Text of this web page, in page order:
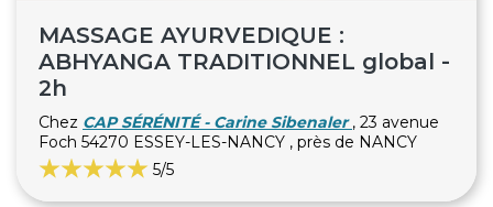
MASSAGE AYURVEDIQUE :
ABHYANGA TRADITIONNEL global -
2h
Chez CAP SÉRÉNITÉ - Carine Sibenaler , 23 avenue
Foch 54270 ESSEY-LES-NANCY , près de NANCY
5/5